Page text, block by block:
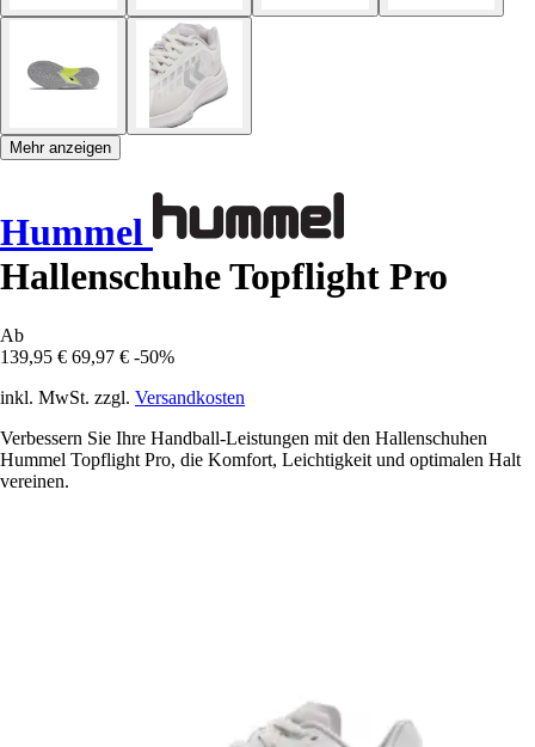
Mehr anzeigen
Hummel
Hallenschuhe Topflight Pro
Ab
139,95 € 69,97 € -50%
inkl. MwSt. zzgl. Versandkosten
Verbessern Sie Ihre Handball-Leistungen mit den Hallenschuhen
Hummel Topflight Pro, die Komfort, Leichtigkeit und optimalen Halt
vereinen.